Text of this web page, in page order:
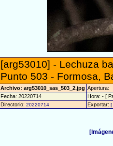
[arg53010] - Lechuza
Punto 503 - Formosa,
Archivo: arg53010_sas_503_2.jpg Apertura:
Fecha: 20220714
Hora: - [
Directorio:20220714 Exportar:[